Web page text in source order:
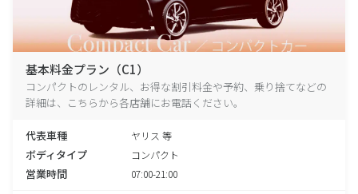
基本料金プラン（C1）
コンパクトのレンタル、お得な割引料金や予約、乗り捨てなどの
詳細は、こちらから各店舗にお電話ください。
代表車種 ヤリス 等
ボディタイプ コンパクト
営業時間 07:00-21:00